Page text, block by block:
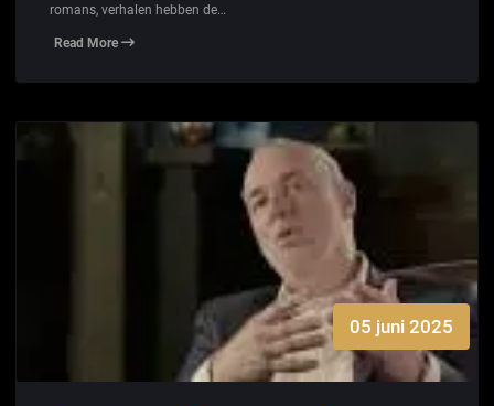
romans, verhalen hebben de…
Read More
05 juni 2025